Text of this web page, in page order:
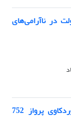
در ناآرامی‌های
مسئولیت دولت در قبال حوادث هوایی: موردکاوی پرواز 752